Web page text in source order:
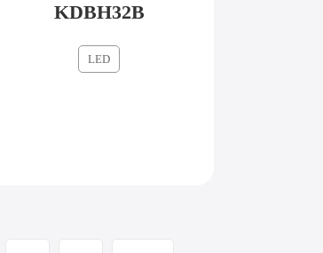
KDBH32B
LED